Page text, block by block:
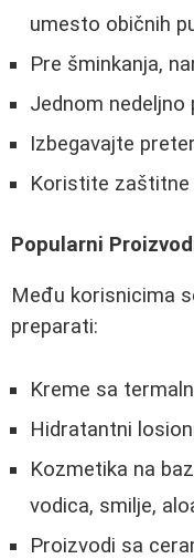
umesto običnih
Pre šminkanja,
Jednom
Izbegavajte
Koristite zaštitne
Popularni
Među korisnicima
preparati:
Kreme sa
Hidratantni
Kozmetika na
vodica, smilje,
Proizvodi sa